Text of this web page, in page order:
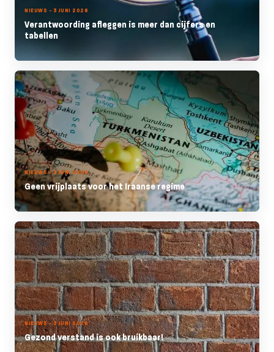
NIEUWS - 3 JUNI 2026
Verantwoording afleggen is meer dan cijfers en
tabellen
NIEUWS - 3 JUNI 2026
Geen vrijplaats voor het Iraanse regime
NIEUWS - 3 JUNI 2026
Gezond verstand is ook bruikbaar!